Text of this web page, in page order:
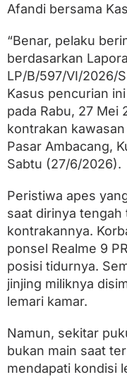
r
a
d
i
R
u
m
a
K
o
t
r
a
k
n
K
u
j
Afandi bersama
“Benar, pelaku
berdasarkan
LP/B/597/VI/2026/
Kasus pencurian
pada Rabu, 27 Mei
kontrakan
Pasar Ambacang,
Sabtu (27/6/2026).
Peristiwa apes
saat dirinya
kontrakannya.
ponsel Realme 9
posisi tidurnya.
jinjing miliknya
lemari kamar.
Namun, sekitar
bukan main saat
mendapati kondisi